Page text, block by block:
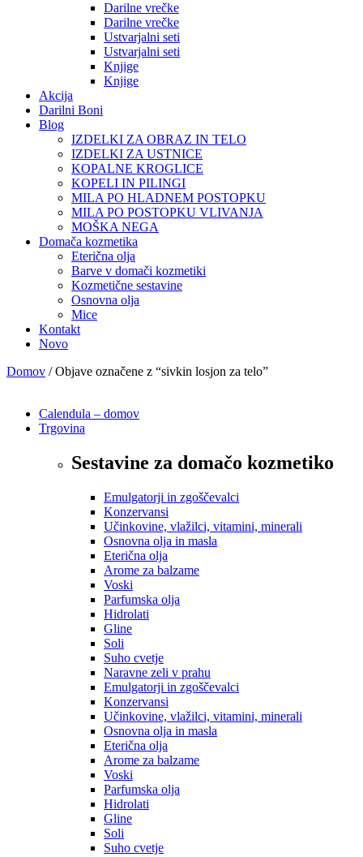
Darilne vrečke
Darilne vrečke
Ustvarjalni seti
Ustvarjalni seti
Knjige
Knjige
Akcija
Darilni Boni
Blog
IZDELKI ZA OBRAZ IN TELO
IZDELKI ZA USTNICE
KOPALNE KROGLICE
KOPELI IN PILINGI
MILA PO HLADNEM POSTOPKU
MILA PO POSTOPKU VLIVANJA
MOŠKA NEGA
Domača kozmetika
Eterična olja
Barve v domači kozmetiki
Kozmetične sestavine
Osnovna olja
Mice
Kontakt
Novo
Domov / Objave označene z “sivkin losjon za telo”
Calendula – domov
Trgovina
Sestavine za domačo kozmetiko
Emulgatorji in zgoščevalci
Konzervansi
Učinkovine, vlažilci, vitamini, minerali
Osnovna olja in masla
Eterična olja
Arome za balzame
Voski
Parfumska olja
Hidrolati
Gline
Soli
Suho cvetje
Naravne zeli v prahu
Emulgatorji in zgoščevalci
Konzervansi
Učinkovine, vlažilci, vitamini, minerali
Osnovna olja in masla
Eterična olja
Arome za balzame
Voski
Parfumska olja
Hidrolati
Gline
Soli
Suho cvetje